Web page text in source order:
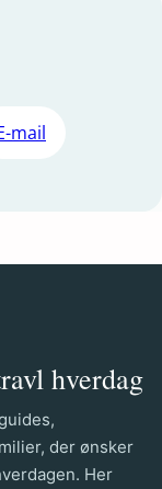
mail
hverdag
der ønsker
Her